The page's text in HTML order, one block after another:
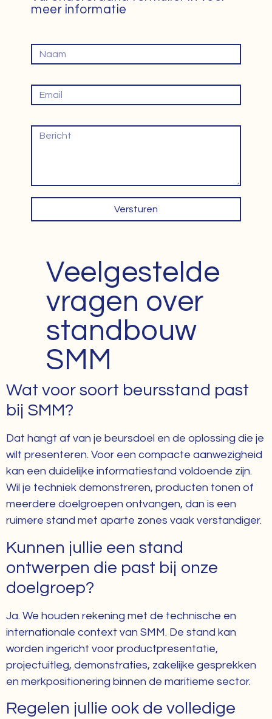
meer informatie
Versturen
Veelgestelde
vragen over
standbouw
SMM
Wat voor soort beursstand past
bij SMM?
Dat hangt af van je beursdoel en de oplossing die je
wilt presenteren. Voor een compacte aanwezigheid
kan een duidelijke informatiestand voldoende zijn.
Wil je techniek demonstreren, producten tonen of
meerdere doelgroepen ontvangen, dan is een
ruimere stand met aparte zones vaak verstandiger.
Kunnen jullie een stand
ontwerpen die past bij onze
doelgroep?
Ja. We houden rekening met de technische en
internationale context van SMM. De stand kan
worden ingericht voor productpresentatie,
projectuitleg, demonstraties, zakelijke gesprekken
en merkpositionering binnen de maritieme sector.
Regelen jullie ook de volledige